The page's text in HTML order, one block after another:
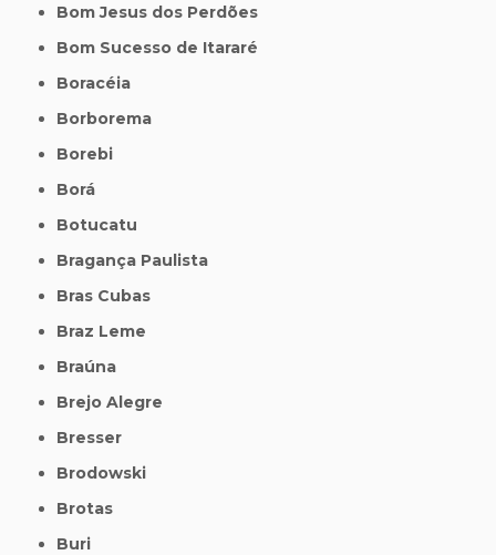
Bom Jesus dos Perdões
Bom Sucesso de Itararé
Boracéia
Borborema
Borebi
Borá
Botucatu
Bragança Paulista
Bras Cubas
Braz Leme
Braúna
Brejo Alegre
Bresser
Brodowski
Brotas
Buri